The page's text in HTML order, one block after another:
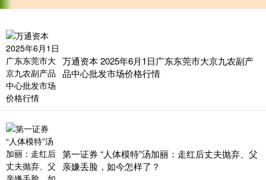
万通资本 2025年6月1日广东东莞市大京九农副产
品中心批发市场价格行情
第一证券 “人体模特”汤加丽：走红后丈夫抛弃、父
亲嫌丢脸，如今怎样了？